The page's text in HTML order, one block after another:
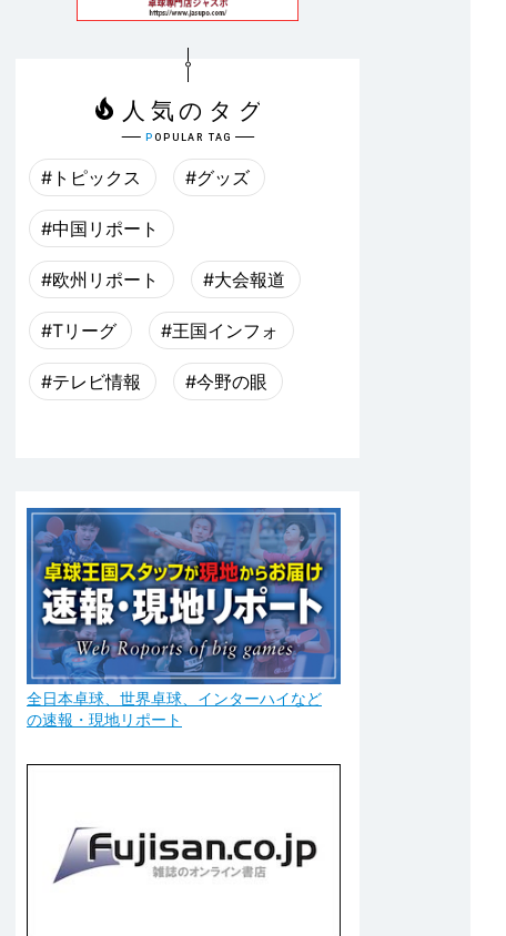
#トピックス #グッズ
#中国リポート
#欧州リポート #大会報道
#Tリーグ #王国インフォ
#テレビ情報 #今野の眼
全日本卓球、世界卓球、インターハイなど
の速報・現地リポート